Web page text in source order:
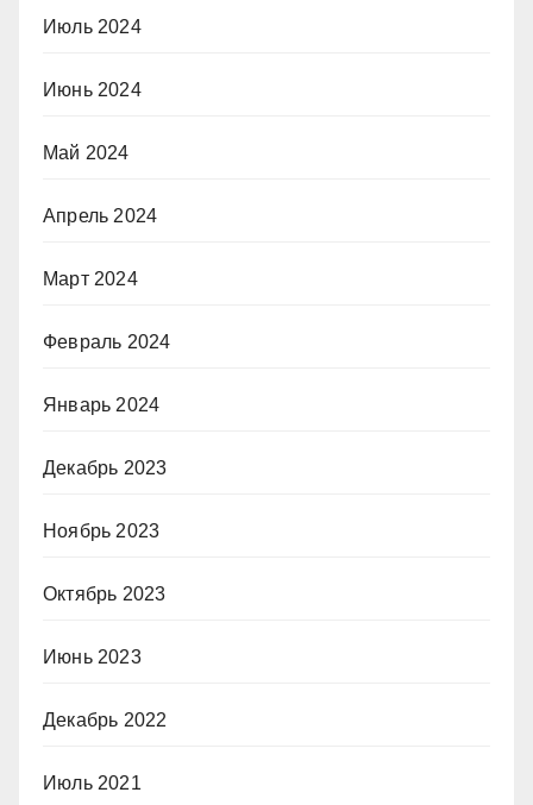
Июль 2024
Июнь 2024
Май 2024
Апрель 2024
Март 2024
Февраль 2024
Январь 2024
Декабрь 2023
Ноябрь 2023
Октябрь 2023
Июнь 2023
Декабрь 2022
Июль 2021